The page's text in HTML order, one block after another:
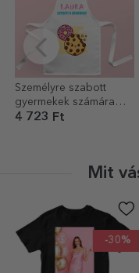
Személyre szabott
gyermekek számára
készült szort,
4 723 Ft
Mit
-30%